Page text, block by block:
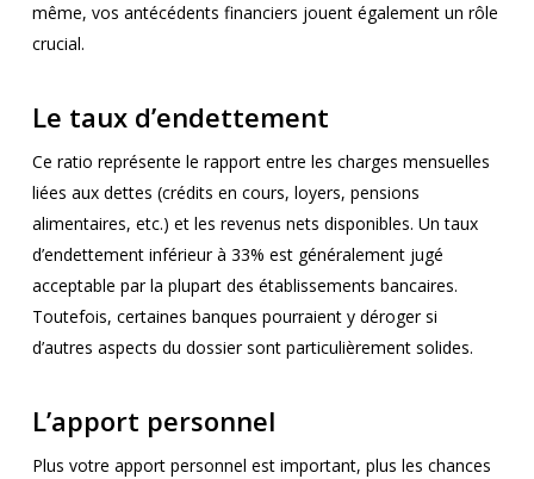
même, vos antécédents financiers jouent également un rôle
crucial.
Le taux d’endettement
Ce ratio représente le rapport entre les charges mensuelles
liées aux dettes (crédits en cours, loyers, pensions
alimentaires, etc.) et les revenus nets disponibles. Un taux
d’endettement inférieur à 33% est généralement jugé
acceptable par la plupart des établissements bancaires.
Toutefois, certaines banques pourraient y déroger si
d’autres aspects du dossier sont particulièrement solides.
L’apport personnel
Plus votre apport personnel est important, plus les chances